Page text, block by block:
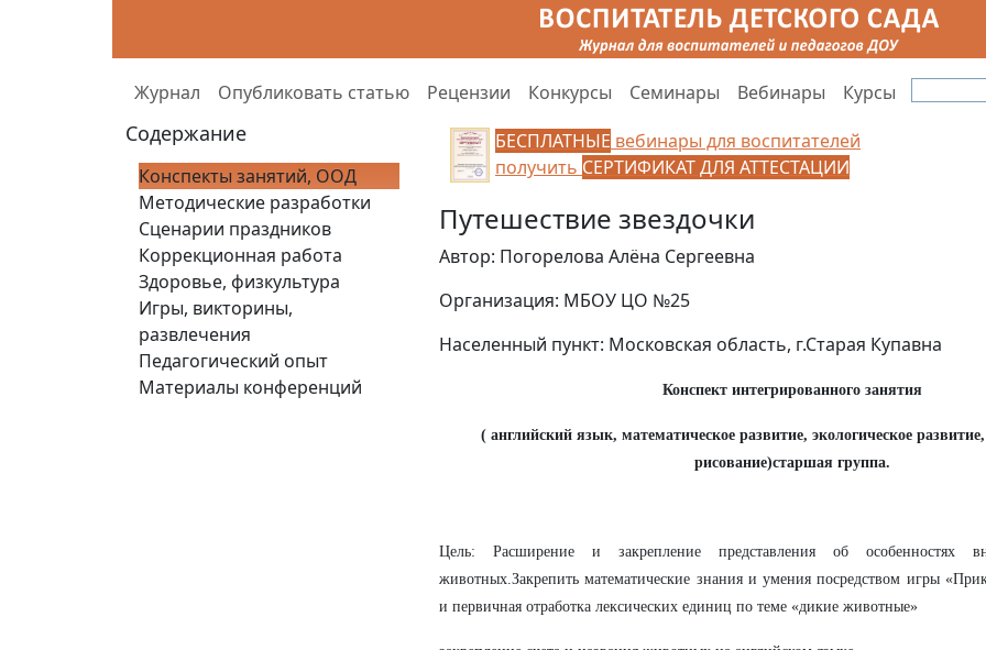
Журнал Опубликовать статью Рецензии Конкурсы Семинары Вебинары Курсы
Содержание
Конспекты занятий, ООД
Методические разработки
Сценарии праздников
Коррекционная работа
Здоровье, физкультура
Игры, викторины,
развлечения
Педагогический опыт
Материалы конференций
БЕСПЛАТНЫЕ вебинары для воспитателей
получить СЕРТИФИКАТ ДЛЯ АТТЕСТАЦИИ
Путешествие звездочки
Автор: Погорелова Алёна Сергеевна
Организация: МБОУ ЦО №25
Населенный пункт: Московская область, г.Старая Купавна
Конспект интегрированного занятия
( английский язык, математическое развитие, экологическое
рисование)старшая группа.
Цель: Расширение и закрепление представления об особенностях
животных.Закрепить математические знания и умения посредством игры
и первичная отработка лексических единиц по теме «дикие животные»